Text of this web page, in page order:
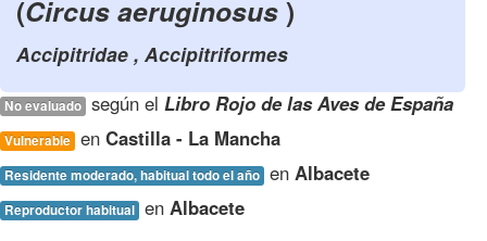
(Circus aeruginosus)
Accipitridae , Accipitriformes
No evaluado según el Libro Rojo de las Aves de España
Vulnerable en Castilla - La Mancha
Residente moderado, habitual todo el año en Albacete
Reproductor habitual en Albacete